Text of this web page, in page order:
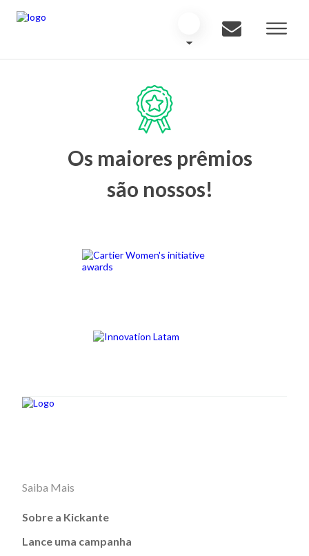
Os maiores prêmios
são nossos!
Saiba Mais
Sobre a Kickante
Lance uma campanha